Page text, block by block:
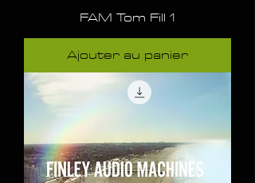
FAM Tom Fill 1
Ajouter au panier